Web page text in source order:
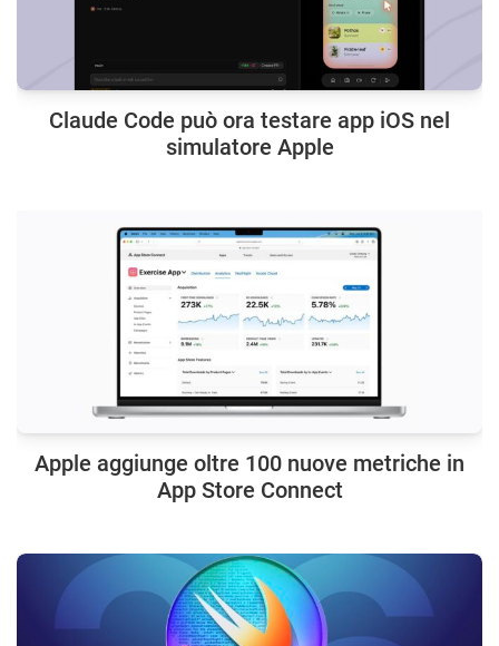
Claude Code può ora testare app iOS nel
simulatore Apple
Apple aggiunge oltre 100 nuove metriche in
App Store Connect